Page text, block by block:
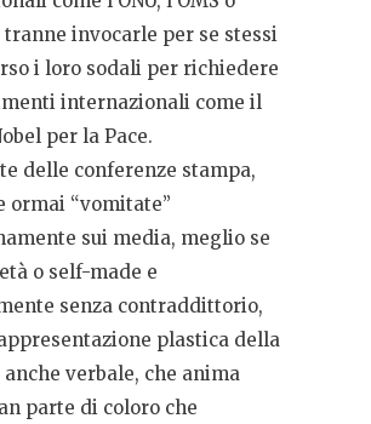
tranne invocarle per se stessi
i loro sodali per richiedere
internazionali come il
per la Pace.
delle conferenze stampa,
ormai “vomitate”
sui media, meglio se
o self-made e
senza contraddittorio,
plastica della
verbale, che anima
parte di coloro che